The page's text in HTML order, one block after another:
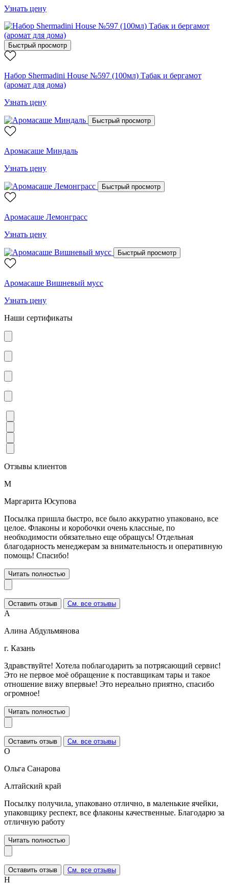
Узнать цену
Быстрый просмотр
Набор Shermadini House №597 (100мл) Табак и бергамот
(аромат для дома)
Узнать цену
Быстрый просмотр
Аромасаше Миндаль
Узнать цену
Быстрый просмотр
Аромасаше Лемонграсс
Узнать цену
Быстрый просмотр
Аромасаше Вишневый мусс
Узнать цену
Наши сертификаты
Отзывы клиентов
М
Маргарита Юсупова
Посылка пришла быстро, все было аккуратно упаковано, все
целое. Флаконы и коробочки очень классные, по
необходимости обязательно еще обращусь! Отдельная
благодарность менеджерам за внимательность и оперативную
помощь! Спасибо!
Читать полностью
Оставить отзыв См. все отзывы
А
Алина Абдульмянова
г. Казань
Здравствуйте! Хотела поблагодарить за потрясающий сервис!
Это не первое моё обращение к поставщикам тары и такое
отношение вижу впервые! Это нереально приятно, спасибо
огромное!
Читать полностью
Оставить отзыв См. все отзывы
О
Ольга Санарова
Алтайский край
Посылку получила, упаковано отлично, в маленькие ячейки,
упаковщику респект, все флаконы качественные. Благодарю за
отличную работу
Читать полностью
Оставить отзыв См. все отзывы
Н